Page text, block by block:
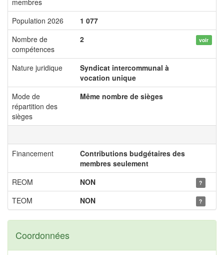
membres
Population 2026
1 077
Nombre de
compétences
2 voir
Nature juridique
Syndicat intercommunal à
vocation unique
Mode de
répartition des
sièges
Même nombre de sièges
Financement
Contributions budgétaires des
membres seulement
REOM
NON ?
TEOM NON ?
Coordonnées